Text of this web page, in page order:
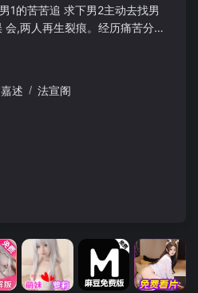
1的苦苦追 求下男2主动去找男
会,两人再生裂痕。经历痛苦分
述 / 法宣阁